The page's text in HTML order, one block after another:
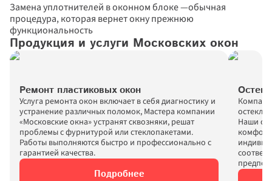
Замена уплотнителей в оконном блоке —обычная
процедура, которая вернет окну прежнюю
функциональность
Продукция и услуги Московских окон
Ремонт пластиковых окон
Услуга ремонта окон включает в себя диагностику и
устранение различных поломок, Мастера компании
«Московские окна» устранят сквозняки, решат
проблемы с фурнитурой или стеклопакетами.
Работы выполняются быстро и профессионально с
Подробнее
Наши